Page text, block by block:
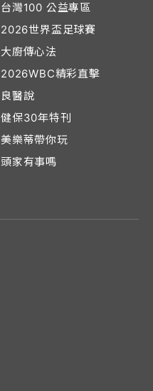
台灣100 公益專區
2026世界盃足球賽
大廚傳心法
2026WBC精彩直擊
良醫說
健保30年特刊
美樂蒂帶你玩
頭家有事嗎